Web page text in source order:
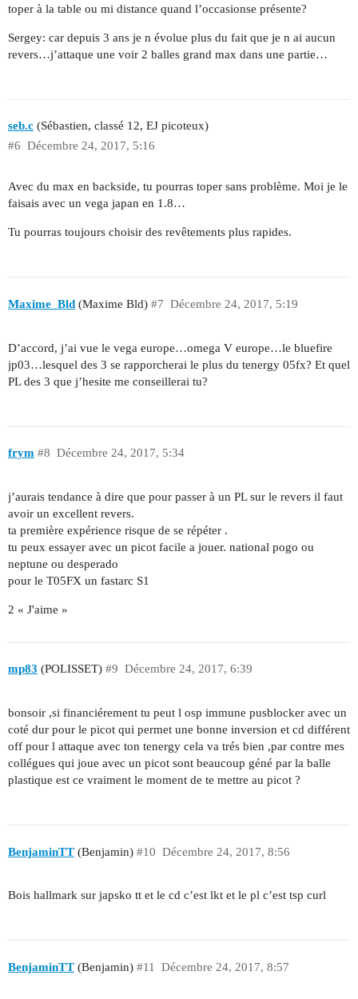
toper à la table ou mi distance quand l’occasionse présente?
Sergey: car depuis 3 ans je n évolue plus du fait que je n ai aucun
revers…j’attaque une voir 2 balles grand max dans une partie…
seb.c (Sébastien, classé 12, EJ picoteux)
Décembre 24, 2017, 5:16
#6
Avec du max en backside, tu pourras toper sans problème. Moi je le
faisais avec un vega japan en 1.8…
Tu pourras toujours choisir des revêtements plus rapides.
Maxime_Bld (Maxime Bld) Décembre 24, 2017, 5:19
#7
D’accord, j’ai vue le vega europe…omega V europe…le bluefire
jp03…lesquel des 3 se rapporcherai le plus du tenergy 05fx? Et quel
PL des 3 que j’hesite me conseillerai tu?
frym Décembre 24, 2017, 5:34
#8
j’aurais tendance à dire que pour passer à un PL sur le revers il faut
avoir un excellent revers.
ta première expérience risque de se répéter .
tu peux essayer avec un picot facile a jouer. national pogo ou
neptune ou desperado
pour le T05FX un fastarc S1
2 « J'aime »
mp83 (POLISSET) Décembre 24, 2017, 6:39
#9
bonsoir ,si financiérement tu peut l osp immune pusblocker avec un
coté dur pour le picot qui permet une bonne inversion et cd différent
off pour l attaque avec ton tenergy cela va trés bien ,par contre mes
collégues qui joue avec un picot sont beaucoup géné par la balle
plastique est ce vraiment le moment de te mettre au picot ?
BenjaminTT (Benjamin) Décembre 24, 2017, 8:56
#10
Bois hallmark sur japsko tt et le cd c’est lkt et le pl c’est tsp curl
BenjaminTT (Benjamin) Décembre 24, 2017, 8:57
#11